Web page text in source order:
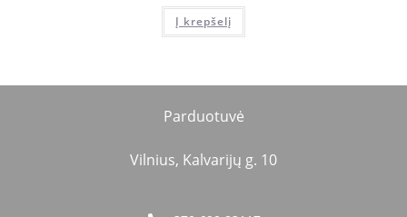
Į krepšelį
Parduotuvė
Vilnius, Kalvarijų g. 10